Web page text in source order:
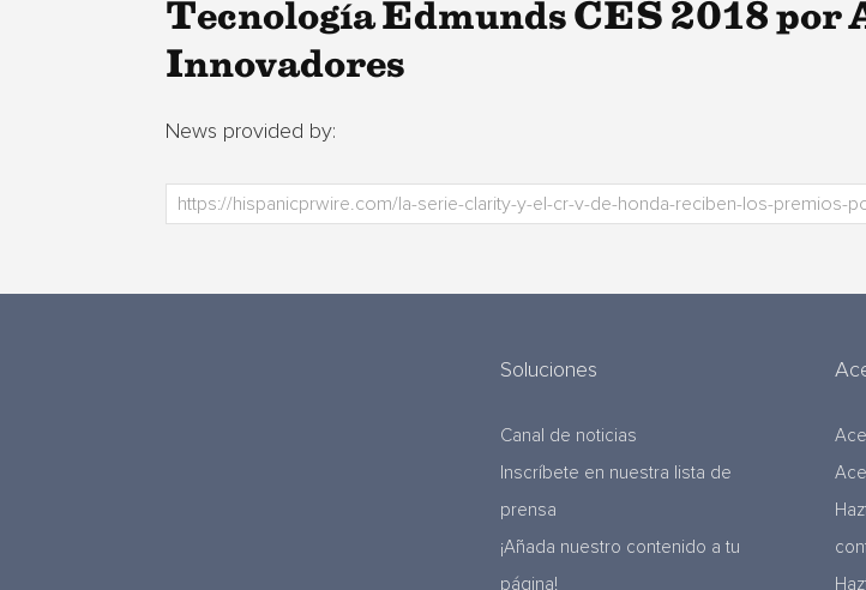
Tecnología Edmunds CES 2018 por
Innovadores
News provided by:
Soluciones
Canal de noticias
Inscríbete en nuestra lista de
prensa
¡Añada nuestro contenido a tu
página!